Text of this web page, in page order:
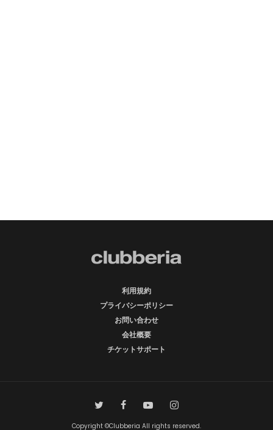
利用規約
プライバシーポリシー
お問い合わせ
会社概要
チケットサポート
Copyright ©Clubberia All rights reserved.